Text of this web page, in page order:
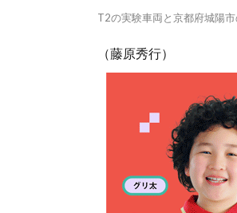
T2の実験車両と京都府城陽
（藤原秀行）